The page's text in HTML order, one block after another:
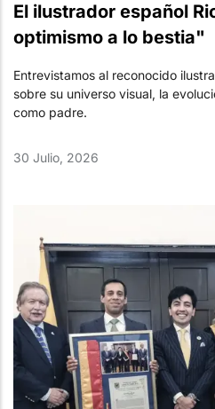
El ilustrador español
optimismo a lo bestia"
Entrevistamos al reconocido
sobre su universo visual, la
como padre.
30 Julio, 2026